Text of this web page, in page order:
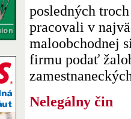
posledných
pracovali v
maloobchodnej
firmu podať
Nelegálny čin